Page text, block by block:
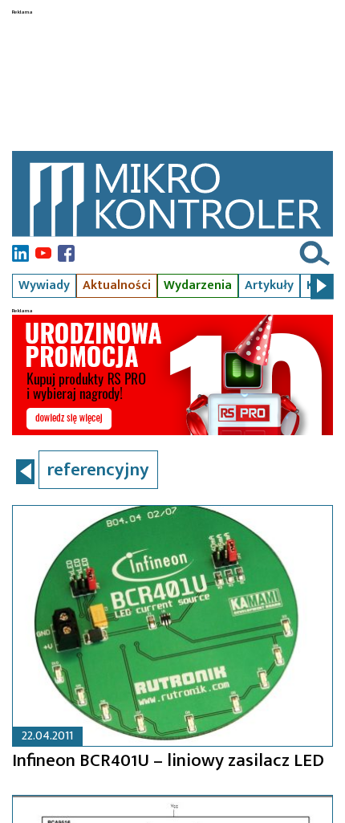
Wywiady Aktualności Wydarzenia Artykuły Kursy
referencyjny
22.04.2011
Infineon BCR401U – liniowy zasilacz LED